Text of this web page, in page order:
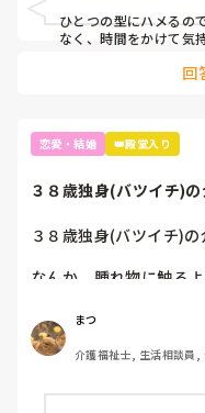
ひとつの型にハメるの
なく、時間をかけて気
より仲が深まるんでは
回
恋愛・結婚 👑殿堂入り
３８歳独身(バツイチ)
３８歳独身(バツイチ)
なんか、腫れ物に触る
仕事に没頭するあまり
まつ
介護福祉士, 生活相談員,